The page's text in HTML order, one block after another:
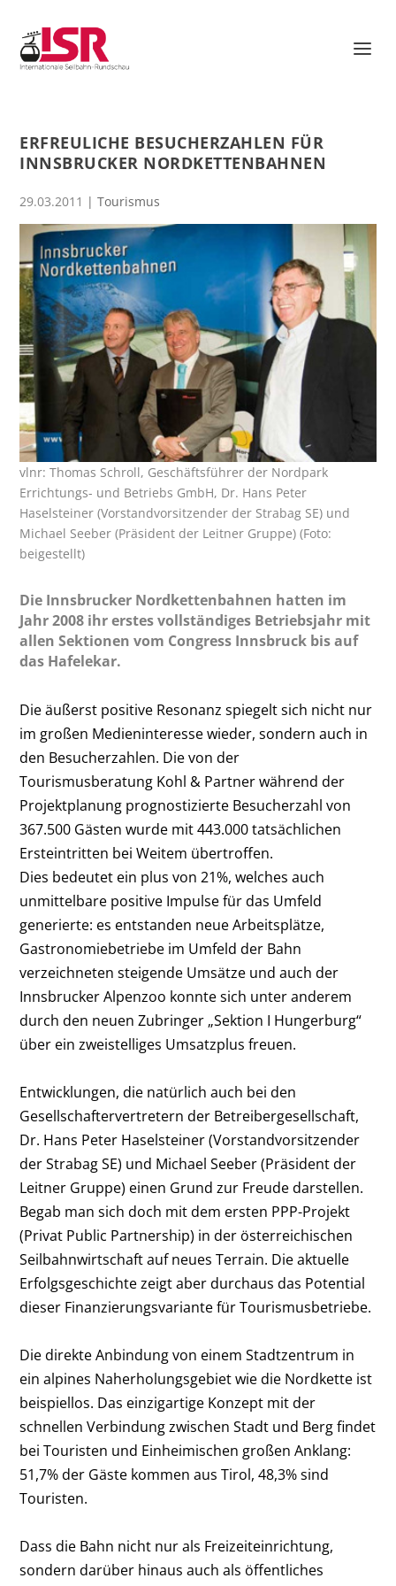
ERFREULICHE BESUCHERZAHLEN FÜR
INNSBRUCKER NORDKETTENBAHNEN
29.03.2011 |Tourismus
vlnr: Thomas Schroll, Geschäftsführer der Nordpark
Errichtungs- und Betriebs GmbH, Dr. Hans Peter
Haselsteiner (Vorstandvorsitzender der Strabag SE) und
Michael Seeber (Präsident der Leitner Gruppe) (Foto:
beigestellt)
Die Innsbrucker Nordkettenbahnen hatten im
Jahr 2008 ihr erstes vollständiges Betriebsjahr mit
allen Sektionen vom Congress Innsbruck bis auf
das Hafelekar.
Die äußerst positive Resonanz spiegelt sich nicht nur
im großen Medieninteresse wieder, sondern auch in
den Besucherzahlen. Die von der
Tourismusberatung Kohl & Partner während der
Projektplanung prognostizierte Besucherzahl von
367.500 Gästen wurde mit 443.000 tatsächlichen
Ersteintritten bei Weitem übertroffen.
Dies bedeutet ein plus von 21%, welches auch
unmittelbare positive Impulse für das Umfeld
generierte: es entstanden neue Arbeitsplätze,
Gastronomiebetriebe im Umfeld der Bahn
verzeichneten steigende Umsätze und auch der
Innsbrucker Alpenzoo konnte sich unter anderem
durch den neuen Zubringer „Sektion I Hungerburg“
über ein zweistelliges Umsatzplus freuen.
Entwicklungen, die natürlich auch bei den
Gesellschaftervertretern der Betreibergesellschaft,
Dr. Hans Peter Haselsteiner (Vorstandvorsitzender
der Strabag SE) und Michael Seeber (Präsident der
Leitner Gruppe) einen Grund zur Freude darstellen.
Begab man sich doch mit dem ersten PPP-Projekt
(Privat Public Partnership) in der österreichischen
Seilbahnwirtschaft auf neues Terrain. Die aktuelle
Erfolgsgeschichte zeigt aber durchaus das Potential
dieser Finanzierungsvariante für Tourismusbetriebe.
Die direkte Anbindung von einem Stadtzentrum in
ein alpines Naherholungsgebiet wie die Nordkette ist
beispiellos. Das einzigartige Konzept mit der
schnellen Verbindung zwischen Stadt und Berg findet
bei Touristen und Einheimischen großen Anklang:
51,7% der Gäste kommen aus Tirol, 48,3% sind
Touristen.
Dass die Bahn nicht nur als Freizeiteinrichtung,
sondern darüber hinaus auch als öffentliches